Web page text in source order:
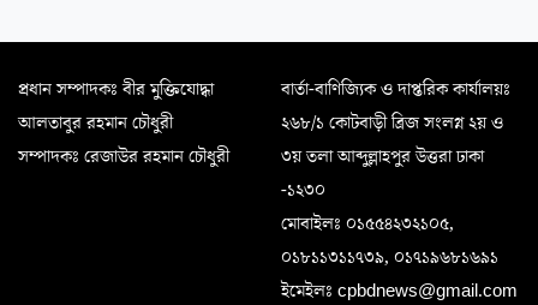
প্রধান সম্পাদকঃ বীর মুক্তিযোদ্ধা
আলতাবুর রহমান চৌধুরী
সম্পাদকঃ রেজাউর রহমান চৌধুরী
বার্তা-বাণিজ্যিক ও দাপ্তরিক কার্যালয়ঃ
২৬৮/১ কোটবাড়ী ব্রিজ সংলগ্ন ২য় ও
৩য় তলা আব্দুল্লাহপুর উত্তরা ঢাকা
-১২৩০
মোবাইলঃ ০১৫৫৪২৩২১০৫,
০১৮১১৩১১৭৩৯, ০১৭১৯৬৮১৬৯১
ইমেইলঃ cpbdnews@gmail.com